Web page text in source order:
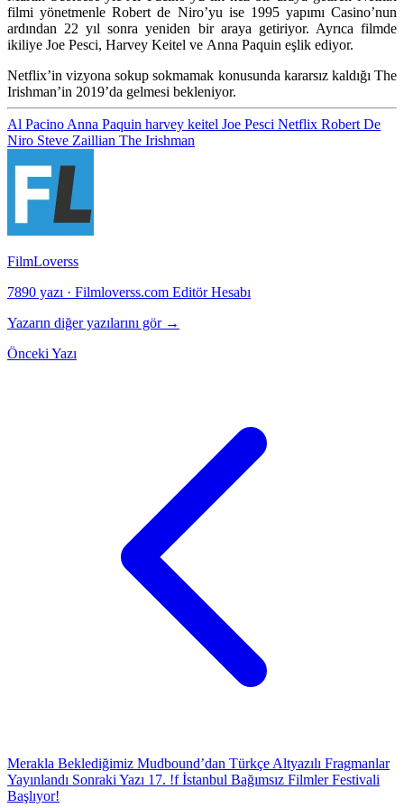
filmi yönetmenleRobert de Niro’yu ise 1995 yapımı Casino’nun
ardından 22 yıl sonra yeniden bir araya getiriyor. Ayrıca filmde
ikiliye Joe Pesci, Harvey Keitel ve Anna Paquin eşlik ediyor.
Netflix’in vizyona sokup sokmamak konusunda kararsız kaldığı The
Irishman’in 2019’da gelmesi bekleniyor.
Al Pacino Anna Paquin harvey keitel Joe Pesci Netflix Robert De
Niro Steve Zaillian The Irishman
FilmLoverss
7890 yazı · Filmloverss.com Editör Hesabı
Yazarın diğer yazılarını gör →
Önceki Yazı
Merakla Beklediğimiz Mudbound’dan Türkçe Altyazılı Fragmanlar
Yayınlandı Sonraki Yazı 17. !f İstanbul Bağımsız Filmler Festivali
Başlıyor!